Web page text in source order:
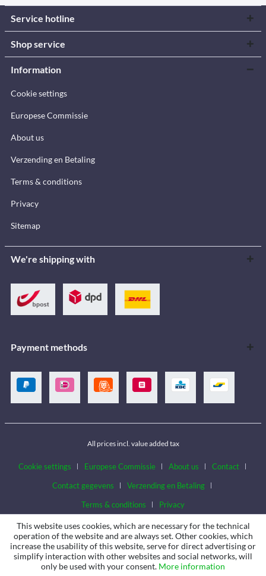
Service hotline
Shop service
Information
Cookie settings
Europese Commissie
About us
Verzending en Betaling
Terms & conditions
Privacy
Sitemap
We're shipping with
Payment methods
All prices incl. value added tax
Cookie settings Europese Commissie About us
Contact
Contact gegevens
Verzending en Betaling
Terms & conditions
Privacy
This website uses cookies, which are necessary for the technical
operation of the website and are always set. Other cookies, which
increase the usability of this website, serve for direct advertising or
simplify interaction with other websites and social networks, will
only be used with your consent. More information